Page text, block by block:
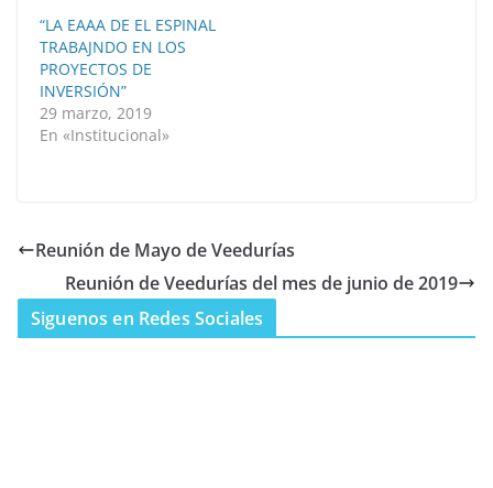
“LA EAAA DE EL ESPINAL
TRABAJNDO EN LOS
PROYECTOS DE
INVERSIÓN”
29 marzo, 2019
En «Institucional»
Reunión de Mayo de Veedurías
Reunión de Veedurías del mes de junio de 2019
Siguenos en Redes Sociales